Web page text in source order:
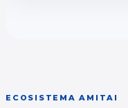
ECOSISTEMA AMITAI